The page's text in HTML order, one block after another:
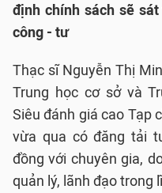
định chính sách sẽ
công - tư
Thạc sĩ Nguyễn Thị
Trung học cơ sở và
Siêu đánh giá cao Tạp
vừa qua có đăng tải
đồng với chuyên gia,
quản lý, lãnh đạo trong